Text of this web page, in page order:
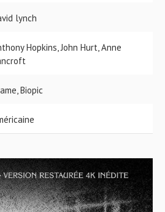
lynch
Hopkins, John Hurt, Anne
Biopic